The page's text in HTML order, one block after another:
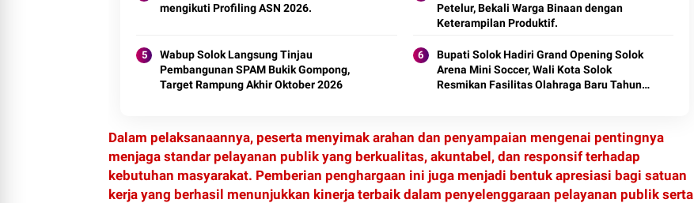
mengikuti Profiling ASN 2026.
Petelur, Bekali Warga Binaan dengan
Keterampilan Produktif.
Wabup Solok Langsung Tinjau
Pembangunan SPAM Bukik Gompong,
Target Rampung Akhir Oktober 2026
Bupati Solok Hadiri Grand Opening Solok
Arena Mini Soccer, Wali Kota Solok
Resmikan Fasilitas Olahraga Baru Tahun
Dalam pelaksanaannya, peserta menyimak arahan dan penyampaian mengenai pentingnya
menjaga standar pelayanan publik yang berkualitas, akuntabel, dan responsif terhadap
kebutuhan masyarakat. Pemberian penghargaan ini juga menjadi bentuk apresiasi bagi satuan
kerja yang berhasil menunjukkan kinerja terbaik dalam penyelenggaraan pelayanan publik serta